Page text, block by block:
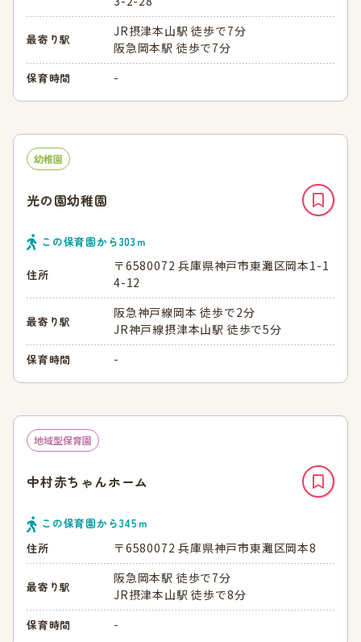
最寄り駅
JR摂津本山駅 徒歩で7分
阪急岡本駅 徒歩で7分
保育時間 -
幼稚園
光の園幼稚園
この保育園から303ｍ
住所
〒6580072 兵庫県神戸市東灘区岡本1-1
4-12
最寄り駅
阪急神戸線岡本 徒歩で2分
JR神戸線摂津本山駅 徒歩で5分
保育時間 -
地域型保育園
中村赤ちゃんホーム
この保育園から345ｍ
住所
〒6580072 兵庫県神戸市東灘区岡本8
最寄り駅
阪急岡本駅 徒歩で7分
JR摂津本山駅 徒歩で8分
保育時間 -